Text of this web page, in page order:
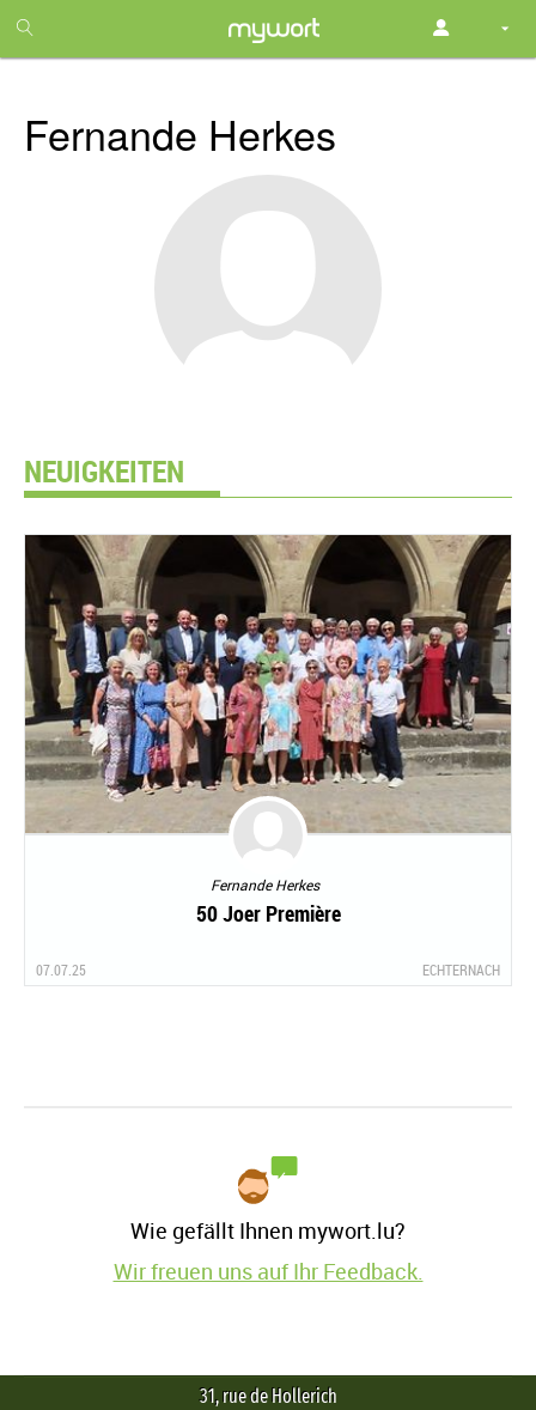
month
free
Fernande Herkes
NEUIGKEITEN
Fernande Herkes
50 Joer Première
07.07.25 ECHTERNACH
Wie gefällt Ihnen mywort.lu?
Wir freuen uns auf Ihr Feedback.
31, rue de Hollerich